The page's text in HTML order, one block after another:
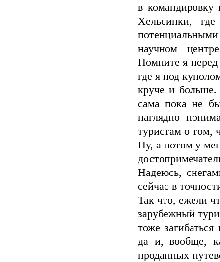
в
Хельсинки,
научном
Помните я
где я под
круче и больше.
сама пока не
наглядно
туристам о том,
Ну, а потом у
Надеюсь,
сейчас в
Так что, ежели
зарубежный
тоже
да и, вообще,
проданных